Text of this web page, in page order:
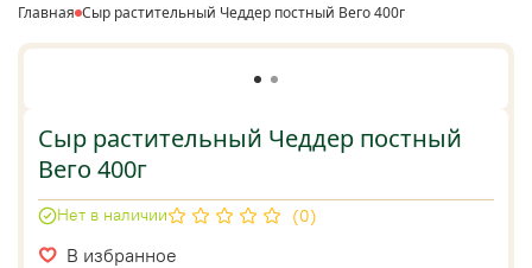
Главная Сыр растительный Чеддер постный Вего 400г
Сыр растительный Чеддер постный
Вего 400г
(0)
В избранное
Нет в наличии